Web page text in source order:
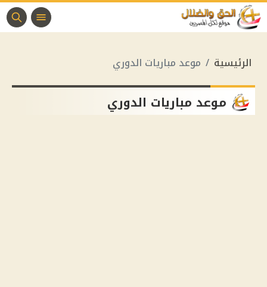
الرئيسية موعد مباريات الدوري
موعد مباريات الدوري